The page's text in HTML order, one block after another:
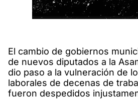
El cambio de gobiernos
de nuevos diputados a la
dio paso a la vulneración de
laborales de decenas de
fueron despedidos